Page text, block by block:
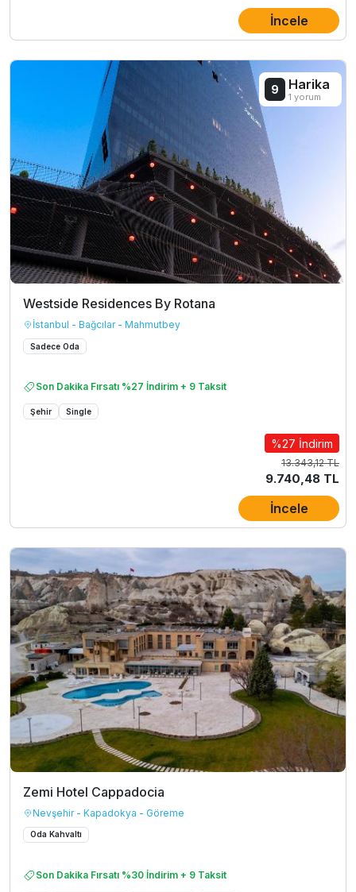
İncele
Westside Residences By Rotana
İstanbul - Bağcılar - Mahmutbey
Sadece Oda
Son Dakika Fırsatı %27 İndirim + 9 Taksit
Şehir Single
9 Harika
1 yorum
%27 İndirim
13.343,12 TL
9.740,48 TL
İncele
Zemi Hotel Cappadocia
Nevşehir - Kapadokya - Göreme
Oda Kahvaltı
Son Dakika Fırsatı %30 İndirim + 9 Taksit